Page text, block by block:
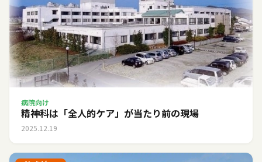
病院向け
精神科は「全人的ケア」が当たり前の現場
2025.12.19